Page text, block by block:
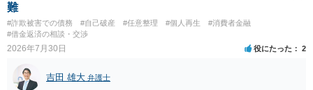
難
#詐欺被害での債務 #自己破産 #任意整理 #個人再生
#消費者金融
#借金返済の相談・交渉
2026年7月30日 役にたった 2
吉田 雄大 弁護士